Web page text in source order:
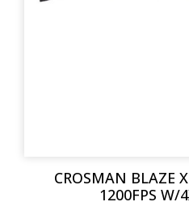
CROSMAN BLAZE
1200FPS W/